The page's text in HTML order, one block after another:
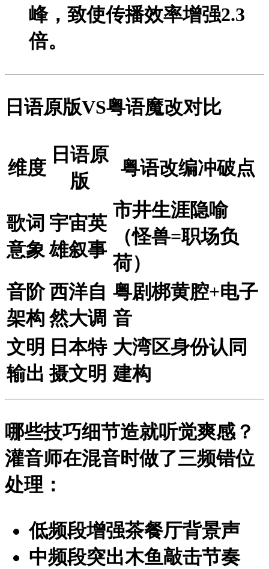
峰，致使传播效率增强2.3
倍。
日语原版VS粤语魔改对比
维度
日语原
版
粤语改编冲破点
歌词
意象
宇宙英
雄叙事
市井生涯隐喻
（怪兽=职场负
荷）
音阶
架构
西洋自
然大调
粤剧梆黄腔+电子
音
文明
输出
日本特
摄文明
大湾区身份认同
建构
哪些技巧细节造就听觉爽感？
灌音师在混音时做了三频错位
处理 ：
低频段增强茶餐厅背景声
中频段突出木鱼敲击节奏